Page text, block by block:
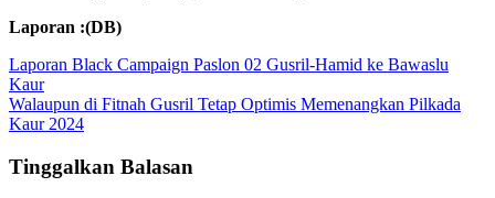
Laporan :(DB)
Navigasi
pos
Laporan Black Campaign Paslon 02 Gusril-Hamid ke Bawaslu
Kaur
Walaupun di Fitnah Gusril Tetap Optimis Memenangkan Pilkada
Kaur 2024
Tinggalkan Balasan